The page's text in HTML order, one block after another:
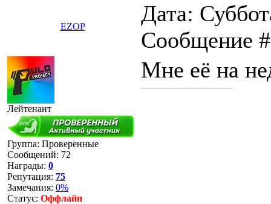
EZOP
Дата:
Сообщение
Лейтенант
Группа: Проверенные
Сообщений: 72
Награды: 0
Репутация: 75
Замечания: 0%
Статус: Оффлайн
Мне её на